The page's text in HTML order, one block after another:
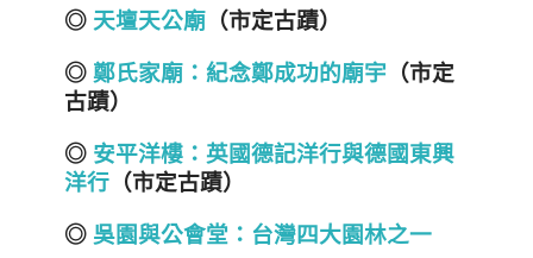
◎ 天壇天公廟 （市定古蹟）
◎ 鄭氏家廟：紀念鄭成功的廟宇 （市定
古蹟）
◎ 安平洋樓：英國德記洋行與德國東興
洋行 （市定古蹟）
◎ 吳園與公會堂：台灣四大園林之一